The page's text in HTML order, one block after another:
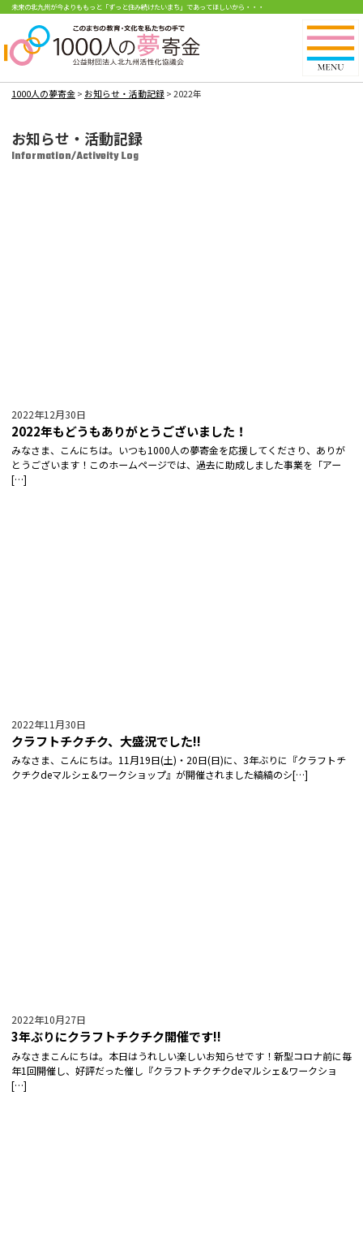
未来の北九州が今よりももっと「ずっと住み続けたいまち」であってほしいから・・・
1000人の夢寄金> お知らせ・活動記録>2022年
お知らせ・活動記録
Information/Activeity Log
2022年12月30日
2022年もどうもありがとうございました！
みなさま、こんにちは。いつも1000人の夢寄金を応援してくださり、ありが
とうございます！このホームページでは、過去に助成しました事業を「アー
[…]
2022年11月30日
クラフトチクチク、大盛況でした!!
みなさま、こんにちは。11月19日(土)・20日(日)に、3年ぶりに『クラフトチ
クチクdeマルシェ&ワークショップ』が開催されました縞縞のシ[…]
2022年10月27日
3年ぶりにクラフトチクチク開催です!!
みなさまこんにちは。本日はうれしい楽しいお知らせです！新型コロナ前に毎
年1回開催し、好評だった催し『クラフトチクチクdeマルシェ&ワークショ
[…]